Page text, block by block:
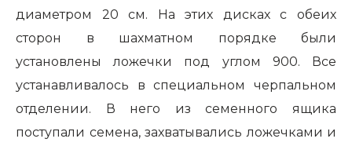
диаметром 20 см. На этих дисках с обеих
сторон в шахматном порядке были
установлены ложечки под углом 900. Все
устанавливалось в специальном черпальном
отделении. В него из семенного ящика
поступали семена, захватывались ложечками и